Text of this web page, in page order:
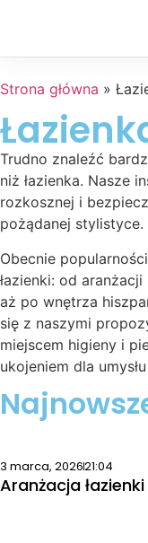
Strona główna »
Trudno znaleźć
niż łazienka. Nasze
rozkosznej i
pożądanej stylistyce.
Obecnie
łazienki: od
aż po wnętrza
się z naszymi
miejscem higieny i
ukojeniem dla
3 marca, 202621:04
Aranżacja